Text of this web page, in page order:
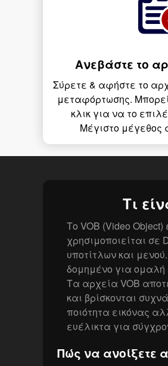
Ανεβάστε το
Σύρετε & αφήστε το
μεταφόρτωσης.
κλικ για να το
Μέγιστο μέγεθος
Τι
Το VOB (Video
χρησιμοποιείται σε
υποτίτλων και
δομημένο για
Τα αρχεία VOB
και βρίσκονται
ποιότητα εικόνας
ευέλικτα για
Πώς να ανοίξετε